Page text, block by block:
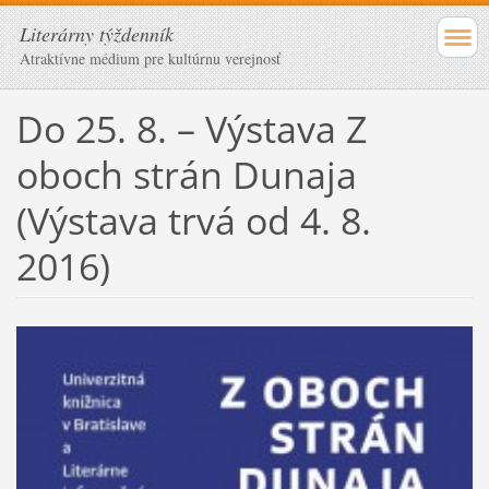
Literárny týždenník
Atraktívne médium pre kultúrnu verejnosť
Do 25. 8. – Výstava Z
oboch strán Dunaja
(Výstava trvá od 4. 8.
2016)